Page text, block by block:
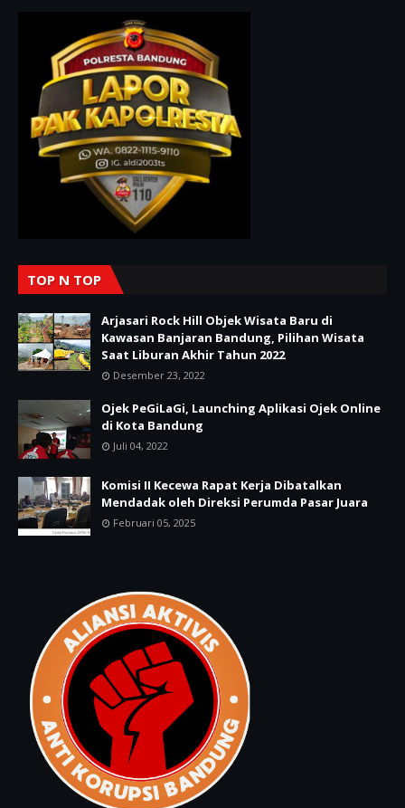
TOP N TOP
Arjasari Rock Hill Objek Wisata Baru di
Kawasan Banjaran Bandung, Pilihan Wisata
Saat Liburan Akhir Tahun 2022
Desember 23, 2022
Ojek PeGiLaGi, Launching Aplikasi Ojek Online
di Kota Bandung
Juli 04, 2022
Komisi II Kecewa Rapat Kerja Dibatalkan
Mendadak oleh Direksi Perumda Pasar Juara
Februari 05, 2025